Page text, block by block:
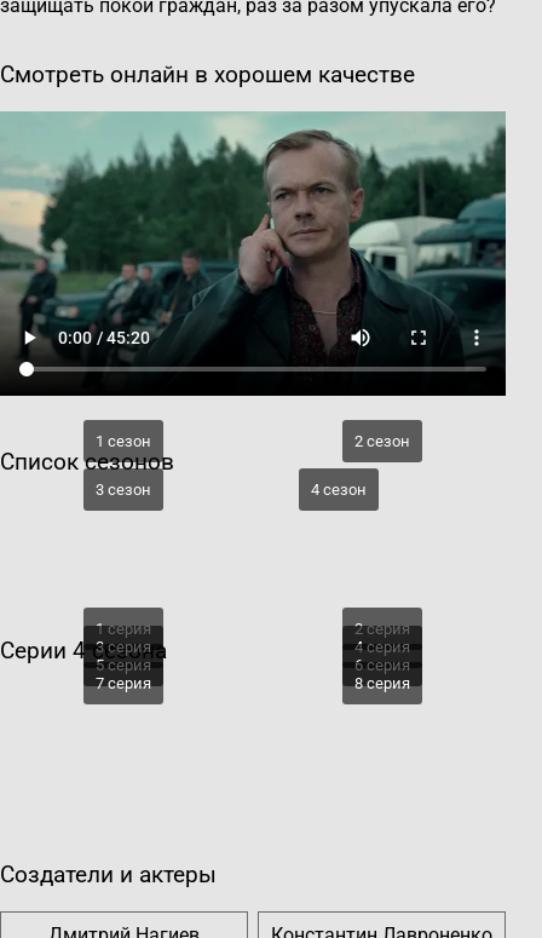
защищать покой граждан, раз за разом упускала его?
Смотреть онлайн в хорошем качестве
Список сезонов
1 сезон 2 сезон
3 сезон 4 сезон
Серии 4 сезона
1 серия
2 серия
3 серия
4 серия
5 серия
6 серия
7 серия
8 серия
Создатели и актеры